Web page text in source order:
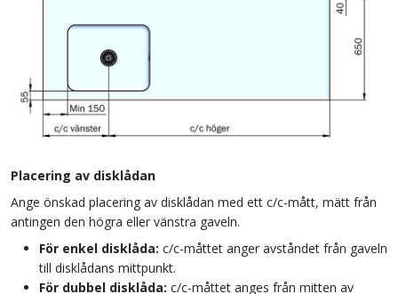
Placering av disklådan
Ange önskad placering av disklådan med ett c/c-mått, mätt från
antingen den högra eller vänstra gaveln.
För enkel disklåda: c/c-måttet anger avståndet från gaveln
till disklådans mittpunkt.
För dubbel disklåda: c/c-måttet anges från mitten av